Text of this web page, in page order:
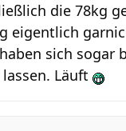
die 78kg
eigentlich
sich sogar
Läuft